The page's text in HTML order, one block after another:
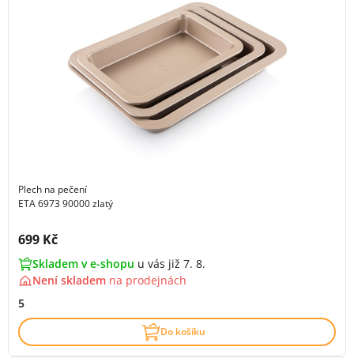
Plech na pečení
ETA 6973 90000 zlatý
Cena s DPH:
699 Kč
Skladem v e-shopu u vás již 7. 8.
Není skladem na prodejnách
5
Do košíku